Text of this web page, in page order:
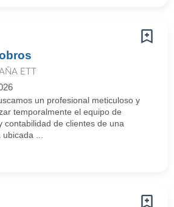
ETT
un profesional meticuloso y
temporalmente el equipo de
contabilidad de clientes de una
...